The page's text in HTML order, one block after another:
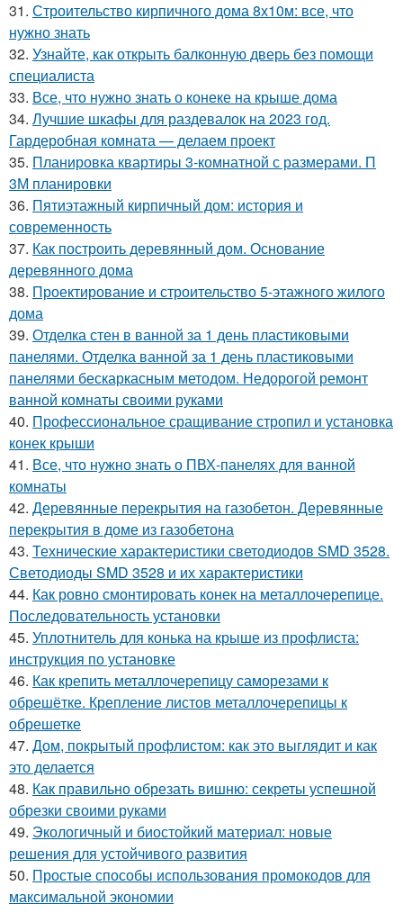
31. Строительство кирпичного дома 8х10м: все, что
нужно знать
32. Узнайте, как открыть балконную дверь без помощи
специалиста
33. Все, что нужно знать о конеке на крыше дома
34. Лучшие шкафы для раздевалок на 2023 год.
Гардеробная комната — делаем проект
35. Планировка квартиры 3-комнатной с размерами. П
3М планировки
36. Пятиэтажный кирпичный дом: история и
современность
37. Как построить деревянный дом. Основание
деревянного дома
38. Проектирование и строительство 5-этажного жилого
дома
39. Отделка стен в ванной за 1 день пластиковыми
панелями. Отделка ванной за 1 день пластиковыми
панелями бескаркасным методом. Недорогой ремонт
ванной комнаты своими руками
40. Профессиональное сращивание стропил и установка
конек крыши
41. Все, что нужно знать о ПВХ-панелях для ванной
комнаты
42. Деревянные перекрытия на газобетон. Деревянные
перекрытия в доме из газобетона
43. Технические характеристики светодиодов SMD 3528.
Светодиоды SMD 3528 и их характеристики
44. Как ровно смонтировать конек на металлочерепице.
Последовательность установки
45. Уплотнитель для конька на крыше из профлиста:
инструкция по установке
46. Как крепить металлочерепицу саморезами к
обрешётке. Крепление листов металлочерепицы к
обрешетке
47. Дом, покрытый профлистом: как это выглядит и как
это делается
48. Как правильно обрезать вишню: секреты успешной
обрезки своими руками
49. Экологичный и биостойкий материал: новые
решения для устойчивого развития
50. Простые способы использования промокодов для
максимальной экономии